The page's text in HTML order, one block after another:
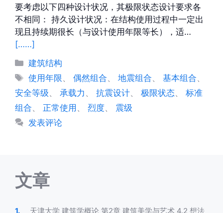
要考虑以下四种设计状况，其极限状态设计要求各
不相同： 持久设计状况：在结构使用过程中一定出
现且持续期很长（与设计使用年限等长），适…
[……]
分
类
建筑结构
标
签
使用年限 、偶然组合 、地震组合 、基本组合
安全等级
承载力 抗震设计 极限状态
标准
组合
正常使用 烈度
震级
发表评论
文章
天津大学 建筑学概论 第2章 建筑美学与艺术 4.2 想法